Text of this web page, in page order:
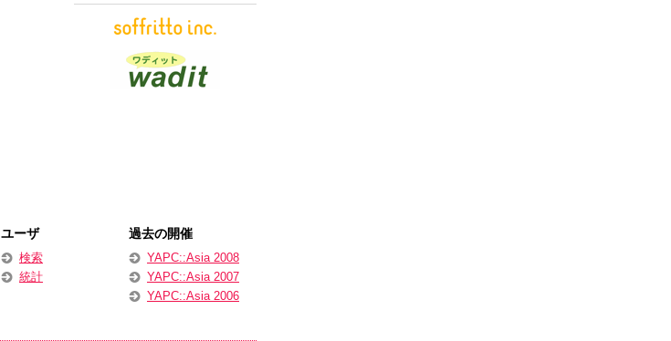
過去の開催
YAPC::Asia 2008
YAPC::Asia 2007
YAPC::Asia 2006
ユーザ
検索
統計